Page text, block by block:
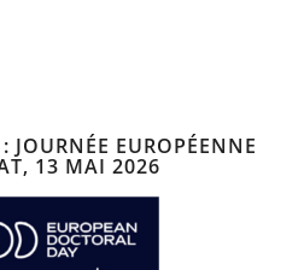
JOURNÉE EUROPÉENNE
13 MAI 2026